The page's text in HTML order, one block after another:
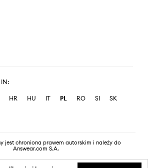
IN:
HR HU IT PL RO SI
SK
jest chroniona prawem autorskim i należy do
Answear.com S.A.